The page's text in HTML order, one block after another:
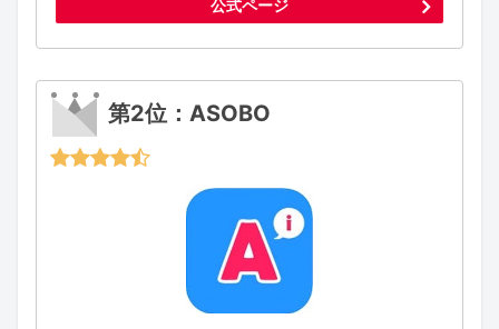
公式ページ
第2位：ASOBO